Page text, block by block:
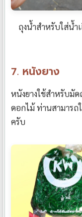
ถุงน้ำสำหรับใส่น้ำ
7. หนังยาง
หนังยางใช้สำหรับมั
ดอกไม้ ท่านสามารถ
ครับ